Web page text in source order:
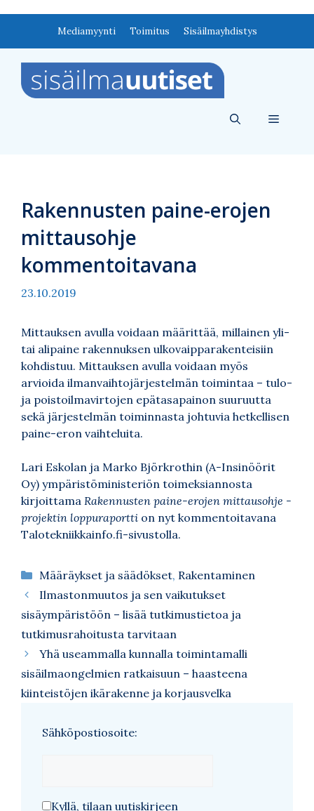
Mediamyynti Toimitus Sisäilmayhdistys
Valikko
Rakennusten paine-erojen
mittausohje
kommentoitavana
23.10.2019
Mittauksen avulla voidaan määrittää, millainen yli-
tai alipaine rakennuksen ulkovaipparakenteisiin
kohdistuu. Mittauksen avulla voidaan myös
arvioida ilmanvaihtojärjestelmän toimintaa – tulo-
ja poistoilmavirtojen epätasapainon suuruutta
sekä järjestelmän toiminnasta johtuvia hetkellisen
paine-eron vaihteluita.
Lari Eskolan ja Marko Björkrothin (A-Insinöörit
Oy) ympäristöministeriön toimeksiannosta
kirjoittama Rakennusten paine-erojen mittausohje -
projektin loppuraportti on nyt kommentoitavana
Talotekniikkainfo.fi-sivustolla.
Kategoriat
Määräykset ja säädökset, Rakentaminen
Ilmastonmuutos ja sen vaikutukset
sisäympäristöön – lisää tutkimustietoa ja
tutkimusrahoitusta tarvitaan
Yhä useammalla kunnalla toimintamalli
sisäilmaongelmien ratkaisuun – haasteena
kiinteistöjen ikärakenne ja korjausvelka
Sähköpostiosoite:
Kyllä, tilaan uutiskirjeen